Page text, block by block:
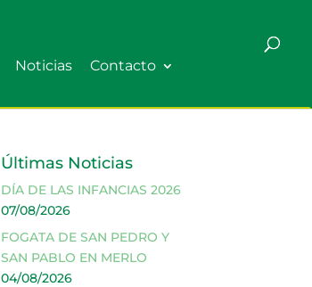
Noticias Contacto
Últimas Noticias
DÍA DE LAS INFANCIAS 2026
07/08/2026
FOGATA DE SAN PEDRO Y
SAN PABLO EN MERLO
04/08/2026